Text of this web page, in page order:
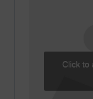
Click to